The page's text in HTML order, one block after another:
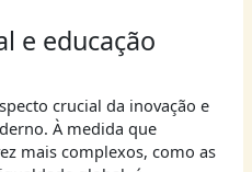
e educação
crucial da inovação e
À medida que
mais complexos, como as